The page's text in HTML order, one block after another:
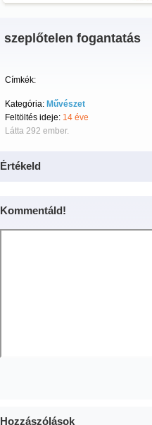
szeplőtelen fogantatás
Címkék:
Kategória: Művészet
Feltöltés ideje: 14 éve
Látta 292 ember.
Értékeld
Kommentáld!
Hozzászólások